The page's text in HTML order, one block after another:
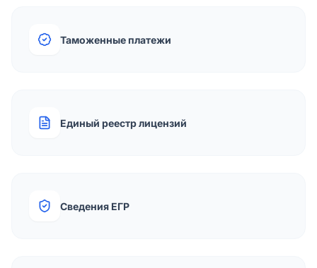
Таможенные платежи
Единый реестр лицензий
Сведения ЕГР